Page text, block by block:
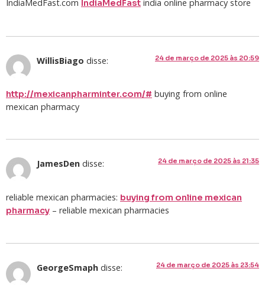
IndiaMedFast.com IndiaMedFast india online pharmacy store
WillisBiago disse: 24 de março de 2025 às 20:59
http://mexicanpharminter.com/# buying from online
mexican pharmacy
JamesDen disse: 24 de março de 2025 às 21:35
reliable mexican pharmacies: buying from online mexican
pharmacy – reliable mexican pharmacies
GeorgeSmaph disse: 24 de março de 2025 às 23:54